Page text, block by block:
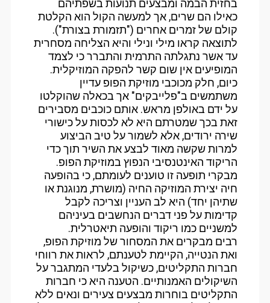
בחזית הבמה ומבצעים תנועות בשפתיהם
כאילו הם שרים, אך למעשה הקול הוא הקלטת
קולם של זמרים אחרים ("תזמורת בצורת").
לתוצאה קראו מילי ונילי והיא הצליחה מסחרית
עד אשר נתגלתה התרמית והתברר כי לצמד
המופיעים אין שום קשר להפקה המוזיקלית.
כיום, חלק מכוכבי מוזיקת הפופ עדיין
משתמשים ב"פלייבקים" אך בכאלה שהוקלטו
על ידם באולפן מראש. אותם כוכבים מסבירים
זאת בכך שמטרתם היא לא לכסות על כישורי
שירה ירודים, אלא לשמור על טיב הביצוע
למרות שקשה מאוד לבצע את השיר תוך כדי
הריקוד האינטנסיבי הנפוץ במוזיקת הפופ.
מבקרי תופעה זו טוענים לעומתם, כי בהופעה
חיה יצירת המוזיקה החיה (מושרת, מנוגנת או
שתיהן יחד) היא לב העניין וצריכה לקבל
קדימות על פני דברים הנחשבים בעיניהם
למשניים כמו ריקוד והופעה תיאטרלית.
רבים מבקרים את המסחור של מוזיקת הפופ,
ואת הנטייה, הקיימת לטענתם, לראות את רווחי
חברות התקליטים, כשיקול בלעדי המתגבר על
השיקולים האמנותיים. הטענה היא כי חברות
התקליטים בוחרות מבצעים צעירים ונאים ללא